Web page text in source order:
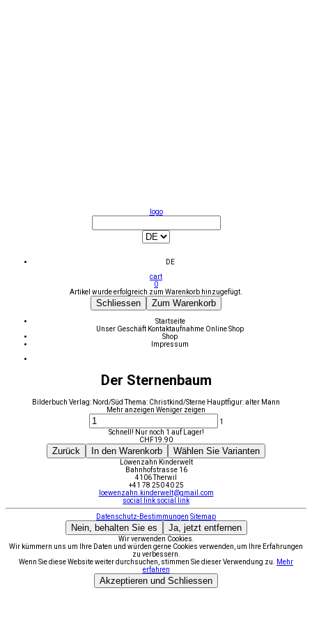
logo
DE
cart
0
Artikel wurde erfolgreich zum Warenkorb hinzugefügt.
Schliessen Zum Warenkorb
Startseite
Unser Geschäft Kontaktaufnahme Online Shop
Shop
Impressum
Der Sternenbaum
Bilderbuch Verlag: Nord/Süd Thema: Christkind/Sterne Hauptfigur: alter Mann
Mehr anzeigen Weniger zeigen
1
Schnell! Nur noch 1 auf Lager!
CHF19.90
Zurück In den Warenkorb Wählen Sie Varianten
Löwenzahn Kinderwelt
Bahnhofstrasse 16
4106 Therwil
+41 78 250 40 25
loewenzahn.kinderwelt@gmail.com
social link social link
Datenschutz-Bestimmungen Sitemap
Nein, behalten Sie es Ja, jetzt entfernen
Wir verwenden Cookies.
Wir kümmern uns um Ihre Daten und würden gerne Cookies verwenden, um Ihre Erfahrungen
zu verbessern.
Wenn Sie diese Website weiter durchsuchen, stimmen Sie dieser Verwendung zu.
Mehr
erfahren
Akzeptieren und Schliessen